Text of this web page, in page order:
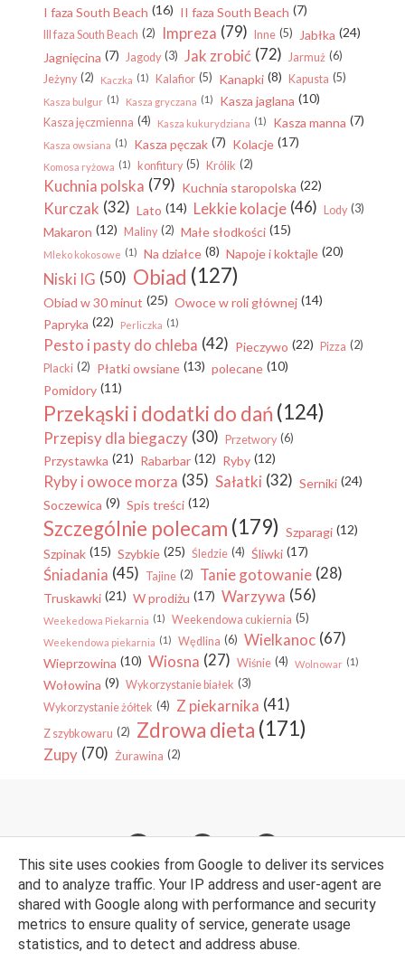
I faza South Beach (16) II faza South Beach (7)
III faza South Beach (2) Impreza (79) Inne (5) Jabłka (24)
Jagnięcina (7) Jagody (3) Jak zrobić (72) Jarmuż (6)
Jeżyny (2) Kaczka (1) Kalafior (5) Kanapki (8) Kapusta (5)
Kasza bulgur (1) Kasza gryczana (1) Kasza jaglana (10)
Kasza jęczmienna (4) Kasza kukurydziana (1) Kasza manna (7)
Kasza owsiana (1) Kasza pęczak (7) Kolacje (17)
Komosa ryżowa (1) konfitury (5) Królik (2)
Kuchnia polska (79) Kuchnia staropolska (22)
Kurczak (32) Lato (14) Lekkie kolacje (46) Lody (3)
Makaron (12) Maliny (2) Małe słodkości (15)
Mleko kokosowe (1) Na działce (8) Napoje i koktajle (20)
Niski IG (50) Obiad (127)
Obiad w 30 minut (25) Owoce w roli głównej (14)
Papryka (22) Perliczka (1)
Pesto i pasty do chleba (42) Pieczywo (22) Pizza (2)
Placki (2) Płatki owsiane (13) polecane (10)
Pomidory (11)
Przekąski i dodatki do dań (124)
Przepisy dla biegaczy (30) Przetwory (6)
Przystawka (21) Rabarbar (12) Ryby (12)
Ryby i owoce morza (35) Sałatki (32) Serniki (24)
Soczewica (9) Spis treści (12)
Szczególnie polecam (179) Szparagi (12)
Szpinak (15) Szybkie (25) Śledzie (4) Śliwki (17)
Śniadania (45) Tajine (2) Tanie gotowanie (28)
Truskawki (21) W prodiżu (17) Warzywa (56)
Weekedowa Piekarnia (1) Weekendowa cukiernia (5)
Weekendowa piekarnia (1) Wędlina (6) Wielkanoc (67)
Wieprzowina (10) Wiosna (27) Wiśnie (4) Wolnowar (1)
Wołowina (9) Wykorzystanie białek (3)
Wykorzystanie żółtek (4) Z piekarnika (41)
Z szybkowaru (2) Zdrowa dieta (171)
Zupy (70) Żurawina (2)
© Nina w Kuchni. Wszelkie prawa zastrzeżone. Wsparcie techniczne
bloga:WebLove.PL.
This site uses cookies from Google to deliver its services
and to analyze traffic. Your IP address and user-agent are
shared with Google along with performance and security
metrics to ensure quality of service, generate usage
statistics, and to detect and address abuse.